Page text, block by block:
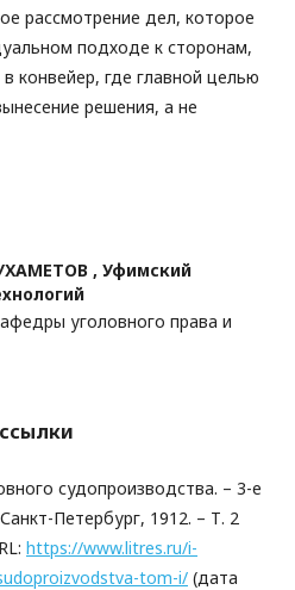
рассмотрение дел, которое
подходе к сторонам,
конвейер, где главной целью
решения, а не
, Уфимский
уголовного права и
судопроизводства. – 3-е
Петербург, 1912. – Т. 2
https://www.litres.ru/i-
tom-i/ (дата